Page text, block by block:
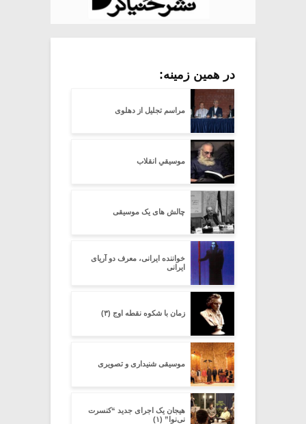
در همین زمینه:
مراسم تجلیل از دهلوی
موسیقیِ انقلاب
چالش های یک موسیقی
خواننده ایرانی، معرف دو آریای
ایرانی
زمان با شکوه نقطه اوج (۳)
موسیقی شنیداری و تصویری
هیجان یک اجرای جدید “کنسرت
نی‌نوا” (۱)